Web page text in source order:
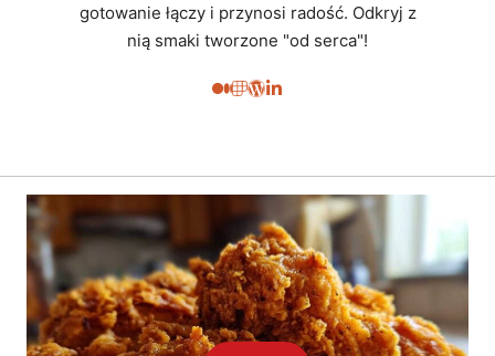
gotowanie łączy i przynosi radość. Odkryj z
nią smaki tworzone "od serca"!